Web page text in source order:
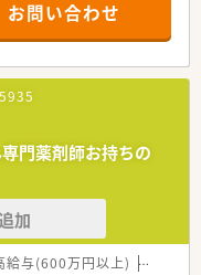
しており、且つ処方箋の応
・医療モール・CL門前）
与があがる仕組みになっ
来ます。
方を遠隔指導する「オン
女性客の取り込みを狙う
ィングカンパニーとして
お問い合わせ
門薬剤師お持ちの
加
給与(600万円以上) 寮・借